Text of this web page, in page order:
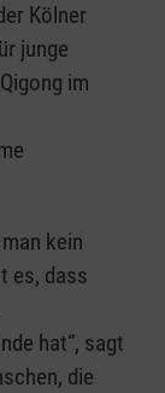
Kölner
junge
im
kein
es, dass
hat“, sagt
die